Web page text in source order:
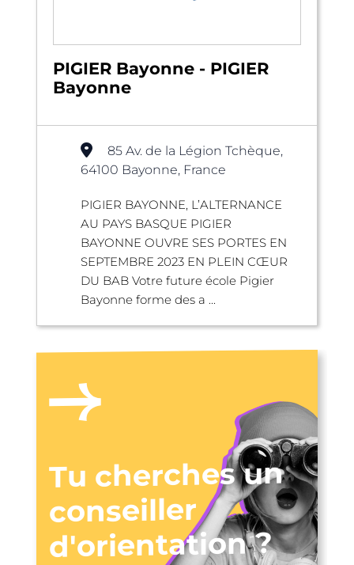
PIGIER Bayonne - PIGIER
Bayonne
85 Av. de la Légion Tchèque,
64100 Bayonne, France
PIGIER BAYONNE, L’ALTERNANCE
AU PAYS BASQUE PIGIER
BAYONNE OUVRE SES PORTES EN
SEPTEMBRE 2023 EN PLEIN CŒUR
DU BAB Votre future école Pigier
Bayonne forme des a ...
Tu cherches un
conseiller
d'orientation ?